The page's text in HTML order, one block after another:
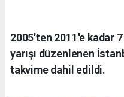
2005'ten 2011'e kadar
yarışı düzenlenen
takvime dahil edildi.